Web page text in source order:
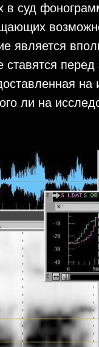
в суд
является
ли на